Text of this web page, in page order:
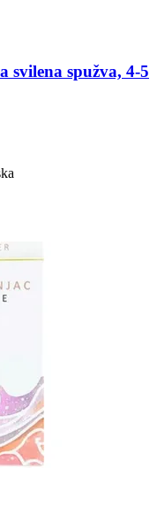
svilena spužva, 4-​5